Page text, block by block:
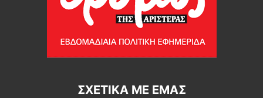
ΣΧΕΤΙΚΆ ΜΕ ΕΜΆΣ